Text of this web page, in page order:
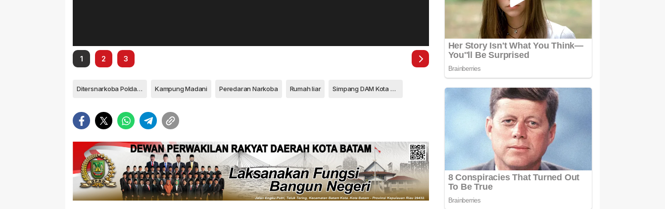
1 2 3
Ditersnarkoba Polda Kepri Kampung Madani Peredaran Narkoba Rumah liar Simpang DAM Kota Batam